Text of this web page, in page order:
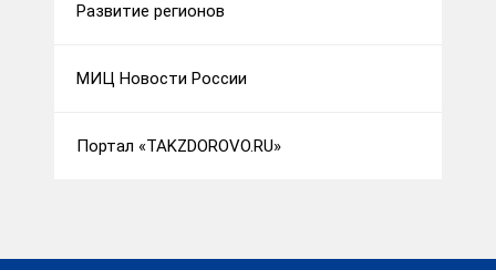
Развитие регионов
МИЦ Новости России
Портал «TAKZDOROVO.RU»